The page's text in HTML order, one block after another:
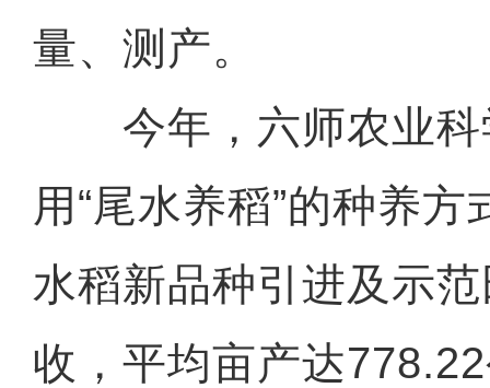
量、测产。
今年，六师农业科
用“尾水养稻”的种养
水稻新品种引进及示
收，平均亩产达